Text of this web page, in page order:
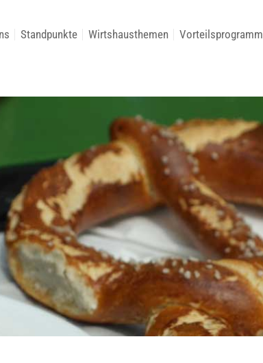
Standpunkte Wirtshausthemen Vorteilsprogramm